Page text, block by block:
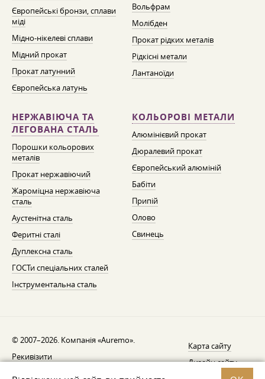
Європейські бронзи, сплави
міді
Мідно-нікелеві сплави
Мідний прокат
Прокат латунний
Європейська латунь
Вольфрам
Молібден
Прокат рідких металів
Рідкісні метали
Лантаноїди
НЕРЖАВІЮЧА ТА
ЛЕГОВАНА СТАЛЬ
Порошки кольорових
металів
Прокат нержавіючий
Жароміцна нержавіюча
сталь
Аустенітна сталь
Феритні сталі
Дуплексна сталь
ГОСТи спеціальних сталей
Інструментальна сталь
КОЛЬОРОВІ МЕТАЛИ
Алюмінієвий прокат
Дюралевий прокат
Європейський алюміній
Бабіти
Припій
Олово
Свинець
© 2007–2026. Компанія «Auremo».
Рекивізити
Карта сайту
Дизайн сайту —